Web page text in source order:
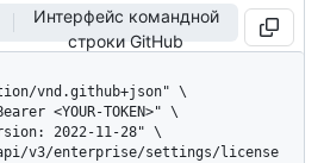
Интерфейс командной
строки GitHub
v3/enterprise/settings/license